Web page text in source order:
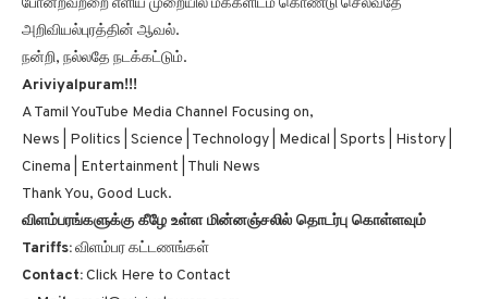
விளையாட்டு | வரலாறு | சினிமா | பொழுதுபோக்கு | துளி செய்திகள்
போன்றவற்றை எளிய முறையில் மக்களிடம் கொண்டு செல்வதே
அறிவியல்புரத்தின் ஆவல்.
நன்றி, நல்லதே நடக்கட்டும்.
Ariviyalpuram!!!
A Tamil YouTube Media Channel Focusing on,
News | Politics | Science | Technology | Medical | Sports | History |
Cinema | Entertainment | Thuli News
Thank You, Good Luck.
விளம்பரங்களுக்கு கீழே உள்ள மின்னஞ்சலில் தொடர்பு கொள்ளவும்
Tariffs:விளம்பர கட்டணங்கள்